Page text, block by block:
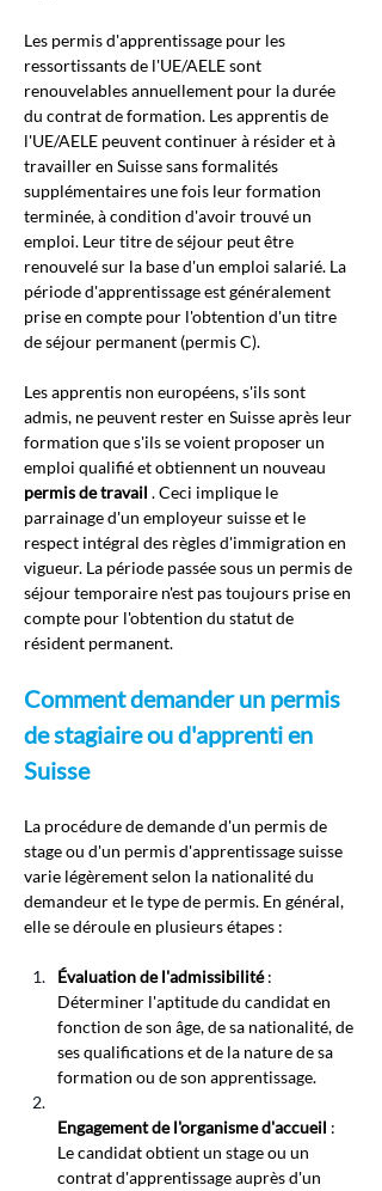
Les permis d'apprentissage pour les
ressortissants de l'UE/AELE sont
renouvelables annuellement pour la durée
du contrat de formation. Les apprentis de
l'UE/AELE peuvent continuer à résider et à
travailler en Suisse sans formalités
supplémentaires une fois leur formation
terminée, à condition d'avoir trouvé un
emploi. Leur titre de séjour peut être
renouvelé sur la base d'un emploi salarié. La
période d'apprentissage est généralement
prise en compte pour l'obtention d'un titre
de séjour permanent (permis C).
Les apprentis non européens, s'ils sont
admis, ne peuvent rester en Suisse après leur
formation que s'ils se voient proposer un
emploi qualifié et obtiennent un nouveau
permis de travail . Ceci implique le
parrainage d'un employeur suisse et le
respect intégral des règles d'immigration en
vigueur. La période passée sous un permis de
séjour temporaire n'est pas toujours prise en
compte pour l'obtention du statut de
résident permanent.
Comment demander un permis
de stagiaire ou d'apprenti en
Suisse
La procédure de demande d'un permis de
stage ou d'un permis d'apprentissage suisse
varie légèrement selon la nationalité du
demandeur et le type de permis. En général,
elle se déroule en plusieurs étapes :
Évaluation de l'admissibilité :
Déterminer l'aptitude du candidat en
fonction de son âge, de sa nationalité, de
ses qualifications et de la nature de sa
formation ou de son apprentissage.
Engagement de l'organisme d'accueil :
Le candidat obtient un stage ou un
contrat d'apprentissage auprès d'un